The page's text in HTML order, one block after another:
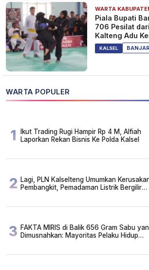
WARTA
Piala Bupati
706 Pesilat
Kalteng Adu
KALSEL BANJAR
WARTA POPULER
1
Ikut Trading Rugi Hampir Rp 4 M, Alfiah
Laporkan Rekan Bisnis Ke Polda Kalsel
2 Lagi, PLN Kalselteng Umumkan
Pembangkit, Pemadaman Listrik Bergilir
3 FAKTA MIRIS di Balik 656 Gram Sabu
Dimusnahkan: Mayoritas Pelaku Hidup